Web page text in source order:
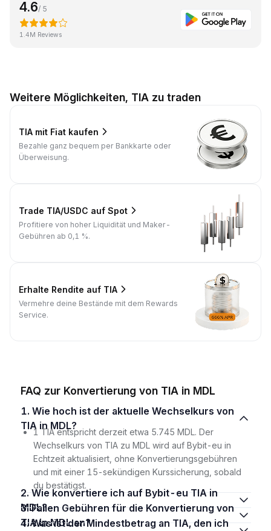
4.6/ 5
1.4M Reviews
Weitere Möglichkeiten, TIA zu traden
TIA mit Fiat kaufen
Bezahle ganz bequem per Bankkarte oder
Überweisung.
Trade TIA/USDC auf Spot
Profitiere von hoher Liquidität und Maker-
Gebühren ab 0,1 %.
Erhalte Rendite auf TIA
Vermehre deine Bestände mit dem Rewards
Service.
FAQ zur Konvertierung von TIA in MDL
1. Wie hoch ist der aktuelle Wechselkurs von
TIA in MDL?
1 TIA entspricht derzeit etwa 5.745 MDL. Der
Wechselkurs von TIA zu MDL wird auf Bybit-eu in
Echtzeit aktualisiert, ohne Konvertierungsgebühren
und mit einer 15-sekündigen Kurssicherung, sobald
du bestätigst.
2. Wie konvertiere ich auf Bybit-eu TIA in
MDL?
3. Fallen Gebühren für die Konvertierung von
TIA in MDL an?
4. Was ist der Mindestbetrag an TIA, den ich